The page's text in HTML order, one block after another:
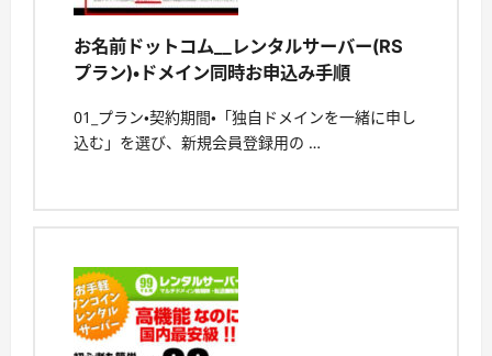
お名前ドットコム__レンタルサーバー(RS
プラン)・ドメイン同時お申込み手順
01_プラン・契約期間・「独自ドメインを一緒に申し
込む」を選び、新規会員登録用の …